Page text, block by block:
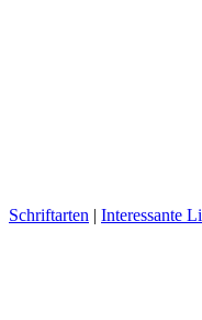
Schriftarten | Interessante